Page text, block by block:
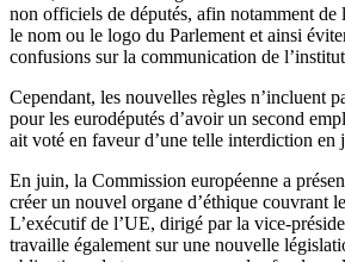
non officiels de députés, afin notamment de
le nom ou le logo du Parlement et ainsi
confusions sur la communication de
Cependant, les nouvelles règles n’incluent
pour les eurodéputés d’avoir un second
ait voté en faveur d’une telle interdiction en
En juin, la Commission européenne a
créer un nouvel organe d’éthique couvrant
L’exécutif de l’UE, dirigé par la vice-
travaille également sur une nouvelle